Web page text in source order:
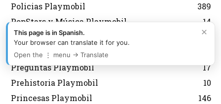
Policias Playmobil
389
PopStars y Música Playmobil
14
Porsche Playmobil
14
Pozos, Fuentes y Árboles Playmobil
Preguntas Playmobil
17
Prehistoria Playmobil
10
Princesas Playmobil
146
×
This page is in Spanish.
Your browser can translate it for you.
Open the ⋮ menu → Translate